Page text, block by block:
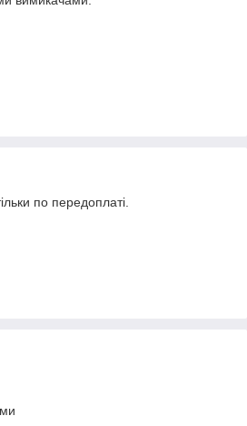
по передоплаті.